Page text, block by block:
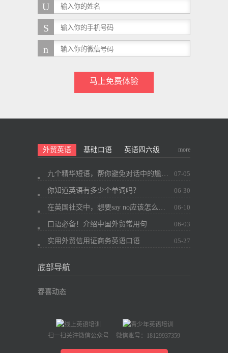
马上免费体验
外贸英语 基础口语 英语四六级 more
九个精华短语，帮你避免对话中的尴尬~ 07-05
你知道英语有多少个单词吗？ 06-30
在英国社交中，想要say no应该怎么办？ 06-10
口语必备！介绍中国外贸常用句 06-03
实用外贸信用证商务英语口语 05-27
底部导航
春喜动态
扫一扫关注微信公众号 微信账号：18129937359